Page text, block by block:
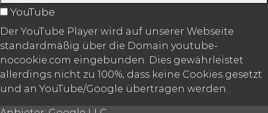
YouTube
Der YouTube Player wird auf unserer Webseite
standardmäßig über die Domain youtube-
nocookie.com eingebunden. Dies gewährleistet
allerdings nicht zu 100%, dass keine Cookies gesetzt
und an YouTube/Google übertragen werden.